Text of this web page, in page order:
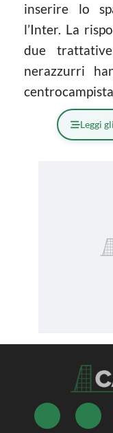
inserire lo
l’Inter. La
due
nerazzurri
Leggi